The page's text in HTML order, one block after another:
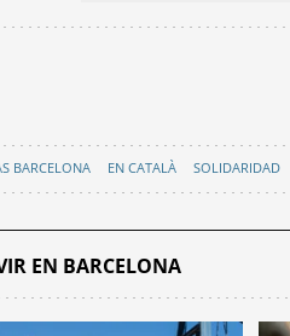
BARCELONA EN CATALÀ SOLIDARIDAD
EN BARCELONA